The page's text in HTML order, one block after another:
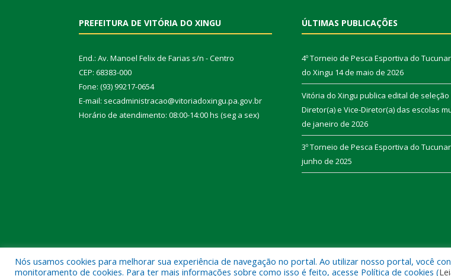
PREFEITURA DE VITÓRIA DO XINGU
End.: Av. Manoel Felix de Farias s/n - Centro
CEP: 68383-000
Fone: (93) 99217-0654
E-mail: secadministracao@vitoriadoxingu.pa.gov.br
Horário de atendimento: 08:00-14:00 hs (seg a sex)
ÚLTIMAS PUBLICAÇÕES
4º Torneio de Pesca Esportiva do
do Xingu 14 de maio de 2026
Vitória do Xingu publica edital de
Diretor(a) e Vice-Diretor(a) das escolas
de janeiro de 2026
3º Torneio de Pesca Esportiva do
junho de 2025
Todos os direitos reservados a Prefeitura Municipal de Vitória do Xingu.
Nós usamos cookies para melhorar sua experiência de navegação no portal. Ao utilizar nosso portal, você
monitoramento de cookies. Para ter mais informações sobre como isso é feito, acesse Política de cookies (